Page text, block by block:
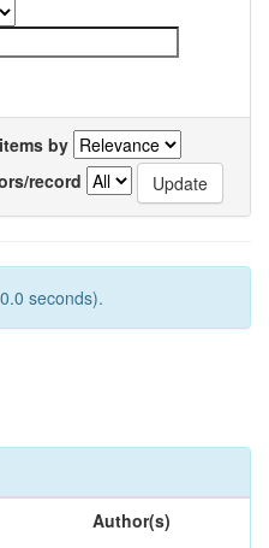
by
record
seconds).
Author(s)